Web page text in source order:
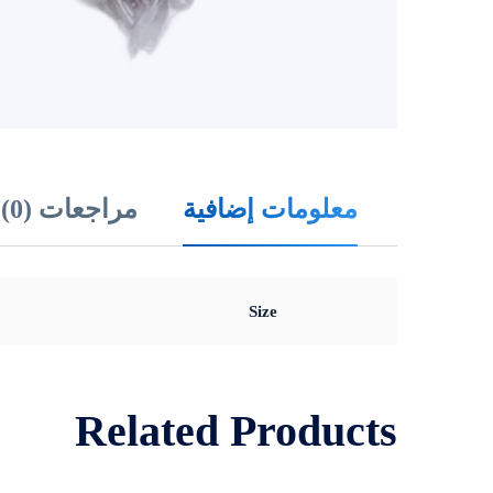
معلومات إضافية مراجعات (0)
Size
Related Products